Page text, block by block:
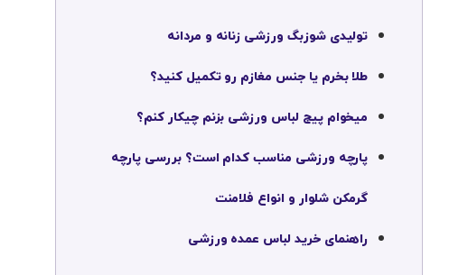
تولیدی شوزبگ ورزشی زنانه و مردانه
طلا بخرم یا جنس مغازم رو تکمیل کنید؟
میخوام پیج لباس ورزشی بزنم چیکار کنم؟
پارچه ورزشی مناسب کدام است؟ بررسی پارچه
گرمکن شلوار و انواع فلامنت
راهنمای خرید لباس عمده ورزشی